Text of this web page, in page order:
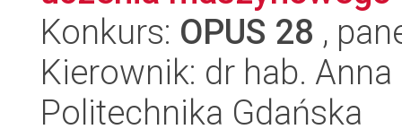
Konkurs: OPUS 28 ,
Kierownik: dr hab.
Politechnika Gdańska